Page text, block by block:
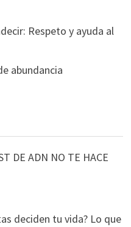
Respeto y ayuda al
abundancia
DE ADN NO TE HACE
deciden tu vida? Lo que